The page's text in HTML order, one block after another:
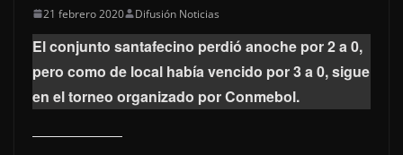
21 febrero 2020 Difusión Noticias
El conjunto santafecino perdió anoche por 2 a 0,
pero como de local había vencido por 3 a 0, sigue
en el torneo organizado por Conmebol.